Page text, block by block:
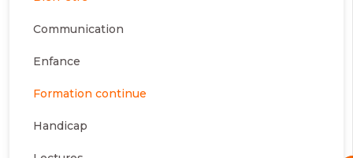
Communication
Enfance
Formation continue
Handicap